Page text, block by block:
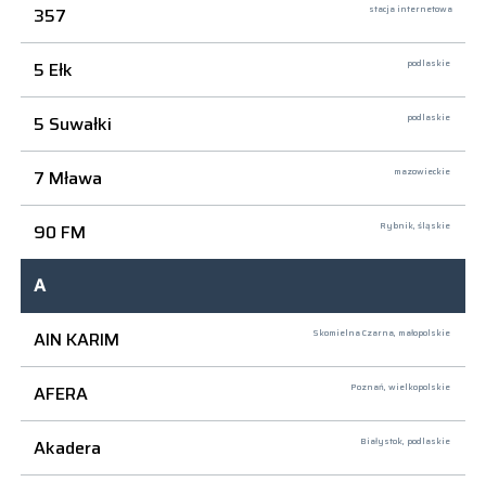
357
stacja internetowa
5 Ełk podlaskie
5 Suwałki podlaskie
7 Mława mazowieckie
90 FM Rybnik, śląskie
A
AIN KARIM
Skomielna Czarna, małopolskie
AFERA Poznań, wielkopolskie
Akadera Białystok, podlaskie